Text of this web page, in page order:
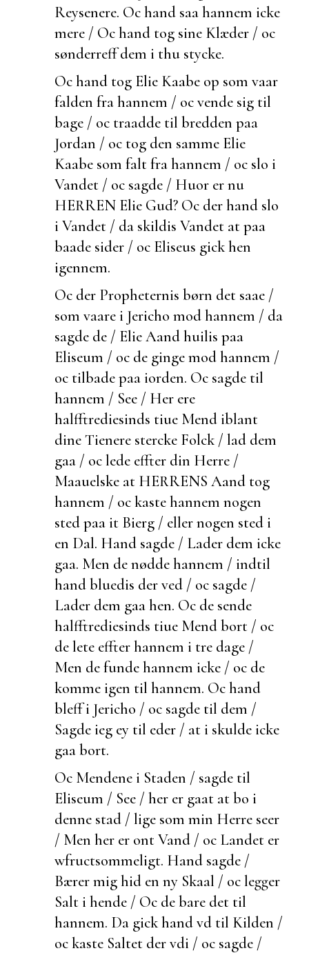
Reysenere. Oc hand saa hannem icke
mere / Oc hand tog sine Klæder / oc
sønderreff dem i thu stycke.
Oc hand tog Elie Kaabe op som vaar
falden fra hannem / oc vende sig til
bage / oc traadde til bredden paa
Jordan / oc tog den samme Elie
Kaabe som falt fra hannem / oc slo i
Vandet / oc sagde / Huor er nu
HERREN Elie Gud? Oc der hand slo
i Vandet / da skildis Vandet at paa
baade sider / oc Eliseus gick hen
igennem.
Oc der Propheternis børn det saae /
som vaare i Jericho mod hannem / da
sagde de / Elie Aand huilis paa
Eliseum / oc de ginge mod hannem /
oc tilbade paa iorden. Oc sagde til
hannem / See / Her ere
halfftrediesinds tiue Mend iblant
dine Tienere stercke Folck / lad dem
gaa / oc lede effter din Herre /
Maauelske at HERRENS Aand tog
hannem / oc kaste hannem nogen
sted paa it Bierg / eller nogen sted i
en Dal. Hand sagde / Lader dem icke
gaa. Men de nødde hannem / indtil
hand bluedis der ved / oc sagde /
Lader dem gaa hen. Oc de sende
halfftrediesinds tiue Mend bort / oc
de lete effter hannem i tre dage /
Men defunde hannem icke / oc de
komme igen til hannem. Oc hand
bleff i Jericho / oc sagde til dem /
Sagde ieg ey til eder / at i skulde icke
gaa bort.
Oc Mendene i Staden / sagde til
Eliseum / See / her er gaat at bo i
denne stad / lige som min Herre seer
/ Men her er ont Vand / oc Landet er
wfructsommeligt. Hand sagde /
Bærer mig hid en ny Skaal / oc legger
Salt i hende / Oc de bare det til
hannem. Da gick hand vd til Kilden /
oc kaste Saltet der vdi / oc sagde /